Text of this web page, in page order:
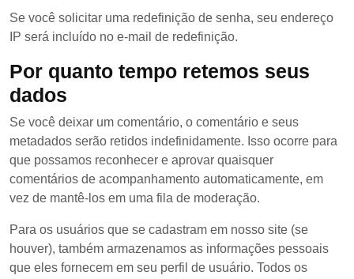
Se você solicitar uma redefinição de senha, seu endereço
IP será incluído no e-mail de redefinição.
Por quanto tempo retemos seus
dados
Se você deixar um comentário, o comentário e seus
metadados serão retidos indefinidamente. Isso ocorre para
que possamos reconhecer e aprovar quaisquer
comentários de acompanhamento automaticamente, em
vez de mantê-los em uma fila de moderação.
Para os usuários que se cadastram em nosso site (se
houver), também armazenamos as informações pessoais
que eles fornecem em seu perfil de usuário. Todos os